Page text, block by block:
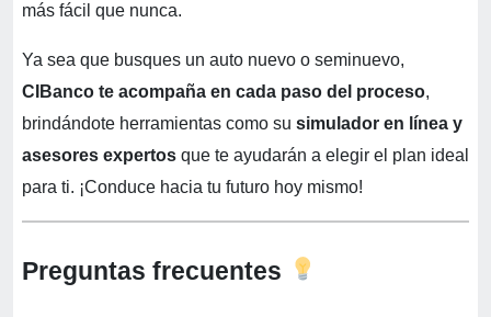
más fácil que nunca.
Ya sea que busques un auto nuevo o seminuevo,
CIBanco te acompaña en cada paso del proceso,
brindándote herramientas como su simulador en línea y
asesores expertos que te ayudarán a elegir el plan ideal
para ti. ¡Conduce hacia tu futuro hoy mismo!
Preguntas frecuentes